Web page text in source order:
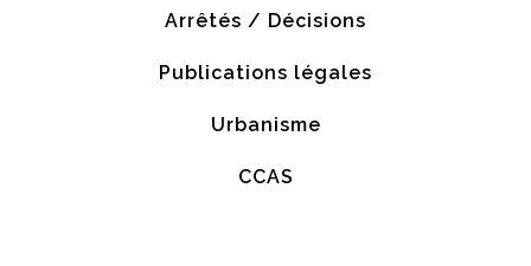
Arrêtés / Décisions
Publications légales
Urbanisme
CCAS